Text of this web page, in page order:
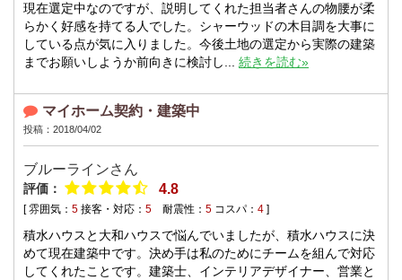
現在選定中なのですが、説明してくれた担当者さんの物腰が柔
らかく好感を持てる人でした。シャーウッドの木目調を大事に
している点が気に入りました。今後土地の選定から実際の建築
までお願いしようか前向きに検討し... 続きを読む»
マイホーム契約・建築中
投稿：2018/04/02
ブルーラインさん
評価： 4.8
[ 雰囲気： 5 接客・対応： 5 耐震性： 5 コスパ： 4 ]
積水ハウスと大和ハウスで悩んでいましたが、積水ハウスに決
めて現在建築中です。決め手は私のためにチームを組んで対応
してくれたことです。建築士、インテリアデザイナー、営業と